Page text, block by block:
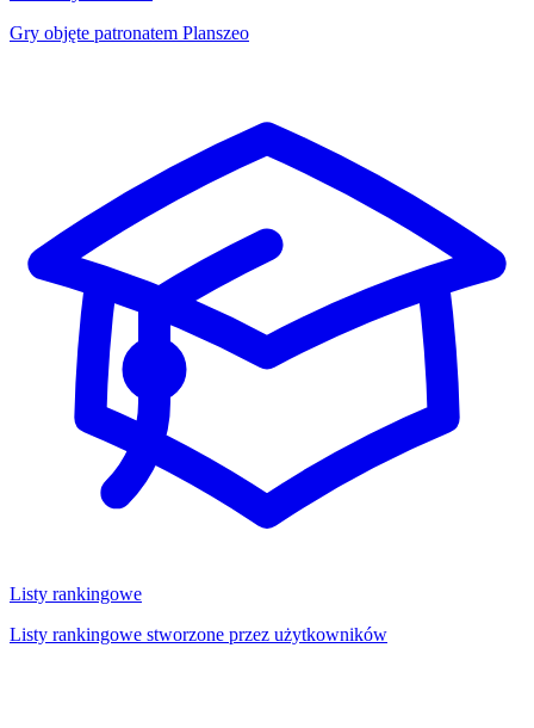
Gry objęte patronatem Planszeo
Listy rankingowe
Listy rankingowe stworzone przez użytkowników